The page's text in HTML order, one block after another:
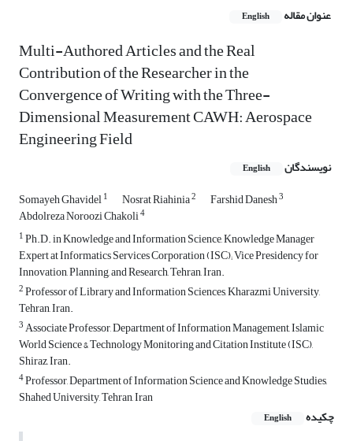
عنوان مقاله English
Multi-Authored Articles and the Real
Contribution of the Researcher in the
Convergence of Writing with the Three-
Dimensional Measurement CAWH: Aerospace
Engineering Field
نویسندگان English
Somayeh Ghavidel1 Nosrat Riahinia2 Farshid Danesh3
Abdolreza Noroozi Chakoli4
1Ph.D. in Knowledge and Information Science, Knowledge Manager
Expert at Informatics Services Corporation (ISC); Vice Presidency for
Innovation, Planning, and Research, Tehran, Iran.
2Professor of Library and Information Sciences, Kharazmi University,
Tehran, Iran.
3Associate Professor, Department of Information Management, Islamic
World Science & Technology Monitoring and Citation Institute (ISC),
Shiraz, Iran.
4Professor, Department of Information Science and Knowledge Studies,
Shahed University, Tehran, Iran
چکیده
English